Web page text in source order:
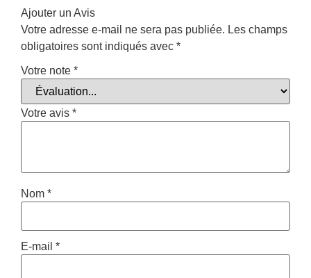
Ajouter un Avis
Votre adresse e-mail ne sera pas publiée. Les champs
obligatoires sont indiqués avec *
Votre note *
Votre avis *
Nom *
E-mail *